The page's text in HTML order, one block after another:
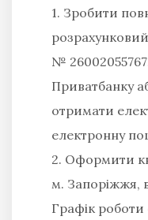
1. Зробити
№
Приватбанку
отримати
електронну
2. Оформити
м. Запоріжжя,
Графік роботи